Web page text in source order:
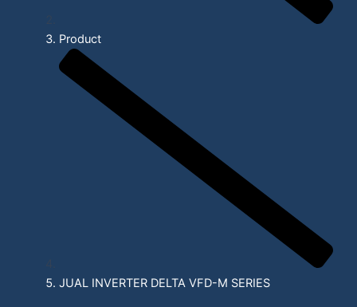
Product
JUAL INVERTER DELTA VFD-M SERIES